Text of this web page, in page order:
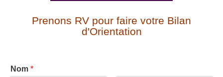
Prenons RV pour faire votre Bilan
d'Orientation
Nom *